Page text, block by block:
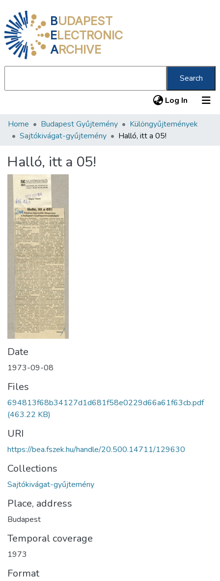
BUDAPEST
ELECTRONIC
ARCHIVE
Search
Log In (current)
Communities & Collections
Statistics
About us
Home Budapest Gyűjtemény
Különgyűjtemények
Sajtókivágat-gyűjtemény
Halló, itt a 05!
Halló, itt a 05!
Date
1973-09-08
Files
694813f68b34127d1d681f58e0229d66a61f63cb.pdf
(463.22 KB)
URI
https://bea.fszek.hu/handle/20.500.14711/129630
Collections
Sajtókivágat-gyűjtemény
Place, address
Budapest
Temporal coverage
1973
Format